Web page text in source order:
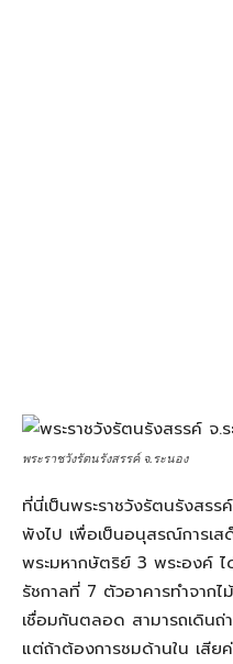
พระราชวังรัตนรังสรรค์ จ.ระนอง
ที่นี่เป็นพระราชวังรัตนรังสร
พังไป เพื่อเป็นอนุสรณ์การเส
พระมหากษัตริย์ 3 พระองค์
รัชกาลที่ 7 ตัวอาคารทำจาก
เชื่อมกันตลอด สามารถเดินถ่
แต่ถ้าต้องการชมด้านใน เสี